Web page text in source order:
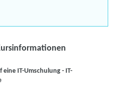
IT-Umschulung - IT-